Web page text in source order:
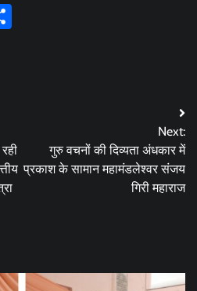
Next:
गुरु वचनों की दिव्यता अंधकार में
प्रकाश के सामान महामंडलेश्वर संजय
गिरी महाराज